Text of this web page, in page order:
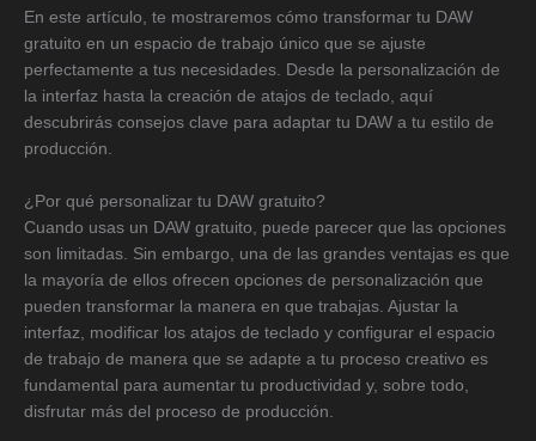
En este artículo, te mostraremos cómo transformar tu DAW
gratuito en un espacio de trabajo único que se ajuste
perfectamente a tus necesidades. Desde la personalización de
la interfaz hasta la creación de atajos de teclado, aquí
descubrirás consejos clave para adaptar tu DAW a tu estilo de
producción.
¿Por qué personalizar tu DAW gratuito?
Cuando usas un DAW gratuito, puede parecer que las opciones
son limitadas. Sin embargo, una de las grandes ventajas es que
la mayoría de ellos ofrecen opciones de personalización que
pueden transformar la manera en que trabajas. Ajustar la
interfaz, modificar los atajos de teclado y configurar el espacio
de trabajo de manera que se adapte a tu proceso creativo es
fundamental para aumentar tu productividad y, sobre todo,
disfrutar más del proceso de producción.